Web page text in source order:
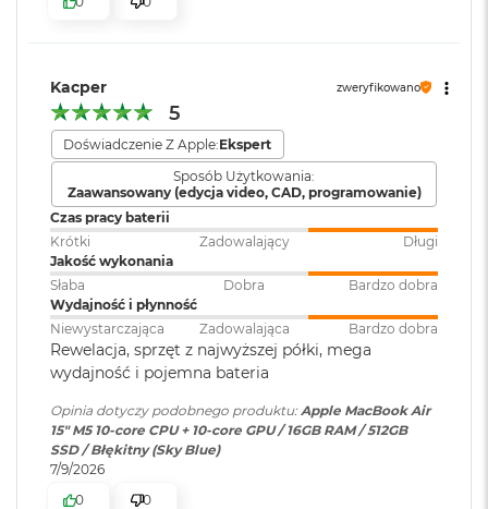
i
3
G
B
R
M
W
e
d
ł
u
g
p
o
e
m
n
o
ś
bezpieczeństwo i sprawne działanie.
KTO KOCHA IPHONE’A, POKOCHA I MACA– Mac świetnie
zdziałać cuda. Możesz skopiować coś na iPhonie i wkleić to
na Macu. Albo odebrać na Macu połączenie FaceTime i
wysłać z niego tekst przez apkę Wiadomości
Wyświetlacz
Wyświetlacz Liquid Retina
Wyświetlacz o przekątnej 15,3 cala z podświetleniem LED, w
technologii IPS1
Rozdzielczość natywna 2880 na 1864 piksele przy 224 pikselach na
Moduł Bluetooth :
pamięci:
NIE
Karta sieciowa
bezprzewodowa
WLAN:
Kamera
internetowa
Kamera 12MP Center Stage z
obsługą funkcji Widok blatu
Bateria:
Kacper zweryfikowano
5
Doświadczenie Z Apple:Ekspert
Sposób Użytkowania:
Zaawansowany (edycja video, CAD, programowanie)
Czas pracy baterii
Krótki
Zadowalający
Długi
Jakość wykonania
Słaba
Dobra
Bardzo dobra
Wydajność i płynność
Niewystarczająca
Zadowalająca Bardzo dobra
Rewelacja, sprzęt z najwyższej półki, mega
wydajność i pojemna bateria
Opinia dotyczy podobnego produktu: Apple MacBook Air
15" M5 10‑core CPU + 10‑core GPU / 16GB RAM / 512GB
SSD / Błękitny (Sky Blue)
7/9/2026
0
0